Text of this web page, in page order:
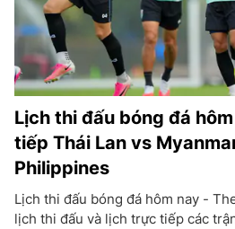
Lịch thi đấu bóng đá
tiếp Thái Lan vs
Philippines
Lịch thi đấu bóng đá hôm nay -
lịch thi đấu và lịch trực tiếp các